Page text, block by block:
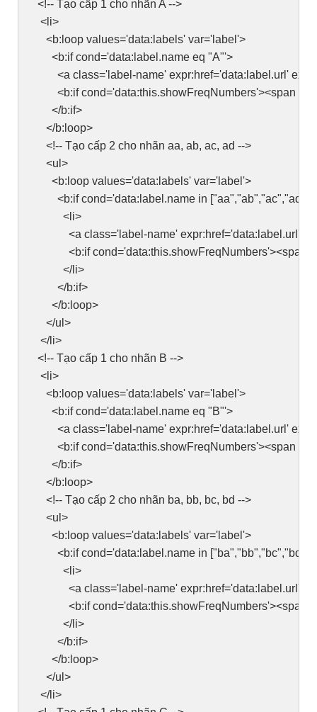
<!-- Tạo cấp 1 cho nhãn A -->
<li>
<b:loop values='data:labels' var='label'>
<b:if cond='data:label.name eq "A"'>
<a class='label-name' expr:href='data:label.url'
<b:if cond='data:this.showFreqNumbers'><span
</b:if>
</b:loop>
<!-- Tạo cấp 2 cho nhãn aa, ab, ac, ad -->
<ul>
<b:loop values='data:labels' var='label'>
<b:if cond='data:label.name in ["aa","ab","ac","ad"]'>
<li>
<a class='label-name'
<b:if cond='data:this.showFreqNumbers'><span
</li>
</b:if>
</b:loop>
</ul>
</li>
<!-- Tạo cấp 1 cho nhãn B -->
<li>
<b:loop values='data:labels' var='label'>
<b:if cond='data:label.name eq "B"'>
<a class='label-name' expr:href='data:label.url'
<b:if cond='data:this.showFreqNumbers'><span
</b:if>
</b:loop>
<!-- Tạo cấp 2 cho nhãn ba, bb, bc, bd -->
<ul>
<b:loop values='data:labels' var='label'>
<b:if cond='data:label.name in ["ba","bb","bc","bd"]'>
<li>
<a class='label-name'
<b:if cond='data:this.showFreqNumbers'><span
</li>
</b:if>
</b:loop>
</ul>
</li>